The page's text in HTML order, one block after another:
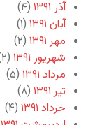
آذر ۱۳۹۱
(۴)
آبان ۱۳۹۱
(۱)
مهر ۱۳۹۱
(۲)
شهریور ۱۳۹۱
(۲)
مرداد ۱۳۹۱
(۵)
تیر ۱۳۹۱
(۸)
خرداد ۱۳۹۱
(۴)